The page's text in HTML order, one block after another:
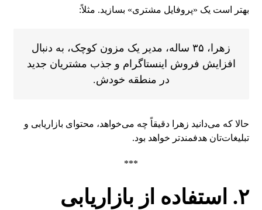
بهتر است یک «پروفایل مشتری» بسازید. مثلاً:
زهرا، ۳۵ ساله، مدیر یک مزون کوچک، به دنبال
افزایش فروش اینستاگرام و جذب مشتریان جدید
در منطقه خودش.
حالا که می‌دانید زهرا دقیقاً چه می‌خواهد، محتوای بازاریابی و
تبلیغات‌تان هدفمندتر خواهد بود.
***
۲. استفاده از بازاریابی